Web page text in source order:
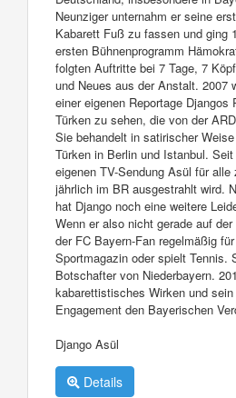
Neunziger unternahm er seine
Kabarett Fuß zu fassen und ging
ersten Bühnenprogramm
folgten Auftritte bei 7 Tage, 7
und Neues aus der Anstalt. 2007
einer eigenen Reportage Djangos
Türken zu sehen, die von der
Sie behandelt in satirischer
Türken in Berlin und Istanbul.
eigenen TV-Sendung Asül für
jährlich im BR ausgestrahlt wird.
hat Django noch eine weitere
Wenn er also nicht gerade auf
der FC Bayern-Fan regelmäßig
Sportmagazin oder spielt Tennis.
Botschafter von Niederbayern.
kabarettistisches Wirken und
Engagement den Bayerischen
Django Asül
Details